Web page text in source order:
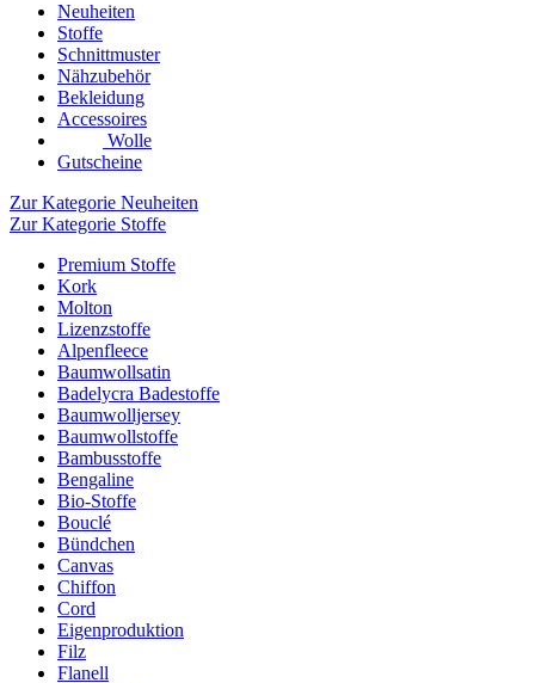
Neuheiten
Stoffe
Schnittmuster
Nähzubehör
Bekleidung
Accessoires
Wolle
Gutscheine
Zur Kategorie Neuheiten
Zur Kategorie Stoffe
Premium Stoffe
Kork
Molton
Lizenzstoffe
Alpenfleece
Baumwollsatin
Badelycra Badestoffe
Baumwolljersey
Baumwollstoffe
Bambusstoffe
Bengaline
Bio-Stoffe
Bouclé
Bündchen
Canvas
Chiffon
Cord
Eigenproduktion
Filz
Flanell